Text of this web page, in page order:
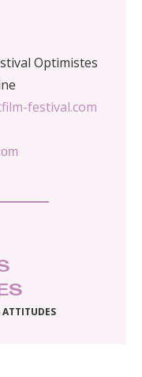
Optimistes
festival.com
ATTITUDES